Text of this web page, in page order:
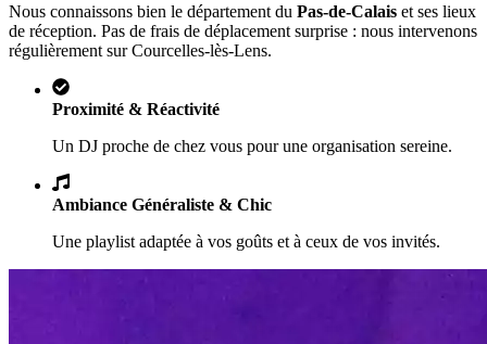
Nous connaissons bien le département du Pas-de-Calais et ses lieux
de réception. Pas de frais de déplacement surprise : nous intervenons
régulièrement surCourcelles-lès-Lens.
Proximité & Réactivité
Un DJ proche de chez vous pour une organisation sereine.
Ambiance Généraliste & Chic
Une playlist adaptée à vos goûts et à ceux de vos invités.